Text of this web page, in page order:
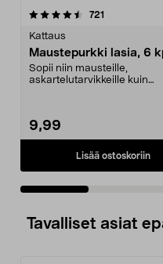
721
Kattaus
Maustepurkki lasia, 6
Sopii niin mausteille,
askartelutarvikkeille kuin
9,99
Lisää ostoskoriin
4.5 viidestä
Tavalliset asiat